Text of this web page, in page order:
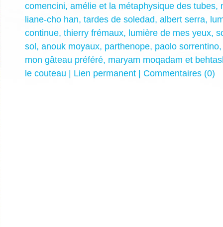
comencini, amélie et la métaphysique des tubes,
liane-cho han, tardes de soledad, albert serra,
continue, thierry frémaux, lumière de mes yeux,
sol, anouk moyaux, parthenope, paolo sorrentino
mon gâteau préféré, maryam moqadam et
le couteau | Lien permanent | Commentaires (0)